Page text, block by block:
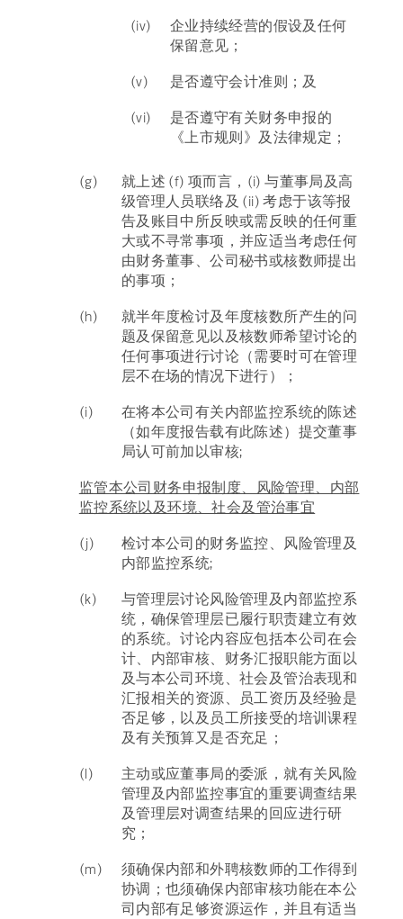
(iv)
企业持续经营的假设及任何
保留意见；
(v) 是否遵守会计准则；及
(vi)
是否遵守有关财务申报的
《上市规则》及法律规定；
(g)
就上述 (f) 项而言，(i) 与董事局及高
级管理人员联络及 (ii) 考虑于该等报
告及账目中所反映或需反映的任何重
大或不寻常事项，并应适当考虑任何
由财务董事、公司秘书或核数师提出
的事项；
(h)
就半年度检讨及年度核数所产生的问
题及保留意见以及核数师希望讨论的
任何事项进行讨论（需要时可在管理
层不在场的情况下进行）；
(i)
在将本公司有关内部监控系统的陈述
（如年度报告载有此陈述）提交董事
局认可前加以审核;
监管本公司财务申报制度、风险管理、内部
监控系统以及环境、社会及管治事宜
(j)
检讨本公司的财务监控、风险管理及
内部监控系统;
(k)
与管理层讨论风险管理及内部监控系
统，确保管理层已履行职责建立有效
的系统。讨论内容应包括本公司在会
计、内部审核、财务汇报职能方面以
及与本公司环境、社会及管治表现和
汇报相关的资源、员工资历及经验是
否足够，以及员工所接受的培训课程
及有关预算又是否充足；
(l)
主动或应董事局的委派，就有关风险
管理及内部监控事宜的重要调查结果
及管理层对调查结果的回应进行研
究；
(m)
须确保内部和外聘核数师的工作得到
协调；也须确保内部审核功能在本公
司内部有足够资源运作，并且有适当